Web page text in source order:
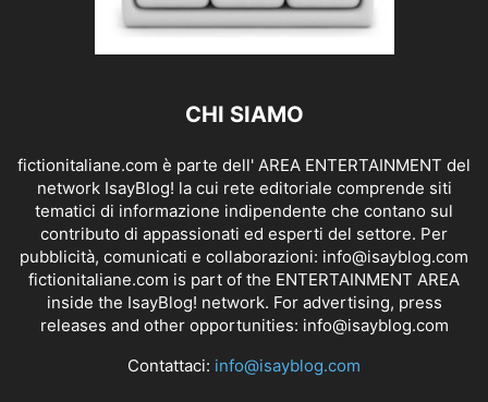
CHI SIAMO
fictionitaliane.com è parte dell' AREA ENTERTAINMENT del
network IsayBlog! la cui rete editoriale comprende siti
tematici di informazione indipendente che contano sul
contributo di appassionati ed esperti del settore. Per
pubblicità, comunicati e collaborazioni: info@isayblog.com
fictionitaliane.com is part of the ENTERTAINMENT AREA
inside the IsayBlog! network. For advertising, press
releases and other opportunities: info@isayblog.com
Contattaci: info@isayblog.com